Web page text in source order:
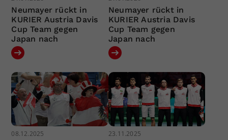
Neumayer rückt in
KURIER Austria Davis
Cup Team gegen
Japan nach
Neumayer rückt in
KURIER Austria Davis
Cup Team gegen
Japan nach
08.12.2025 23.11.2025